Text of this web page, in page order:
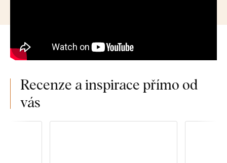
Recenze a inspirace přímo od
vás